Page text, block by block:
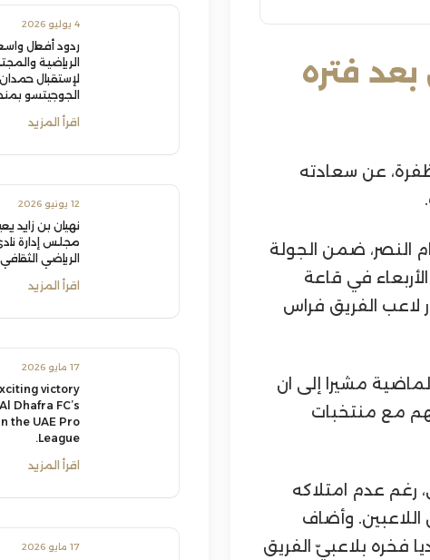
فتره
عن سعادته
النصر، ضمن الجولة
في قاعة
لاعب الفريق فراس
مشيرا إلى ان
مع منتخبات
رغم عدم امتلاكه
وأضاف
فخره بلاعبيّ الفريق
4 يوليو 2026
ردود أفعال
الرياضية
لإستقبال
الجوجيتسو
اقرأ المزيد
12 يونيو 2026
نهيان بن زايد
مجلس إدارة
الرياضي الثقافي
اقرأ المزيد
17 مايو 2026
victory
Dhafra FC’s
the UAE Pro
League.
اقرأ المزيد
17 مايو 2026